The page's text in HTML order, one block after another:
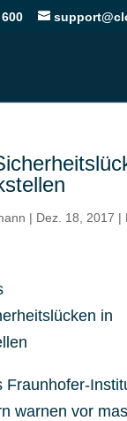
| Dez. 18, 2017 |
in
Fraunhofer-
warnen vor